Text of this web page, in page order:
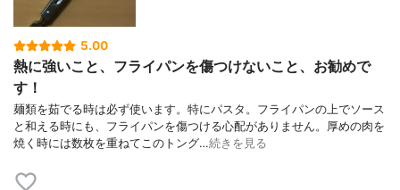
5.00
熱に強いこと、フライパンを傷つけないこと、お勧めで
す！
麺類を茹でる時は必ず使います。特にパスタ。フライパンの上でソース
と和える時にも、フライパンを傷つける心配がありません。厚めの肉を
焼く時には数枚を重ねてこのトング…続きを見る